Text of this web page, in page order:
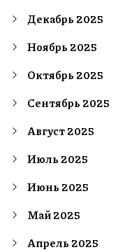
Декабрь 2025
Ноябрь 2025
Октябрь 2025
Сентябрь 2025
Август 2025
Июль 2025
Июнь 2025
Май 2025
Апрель 2025